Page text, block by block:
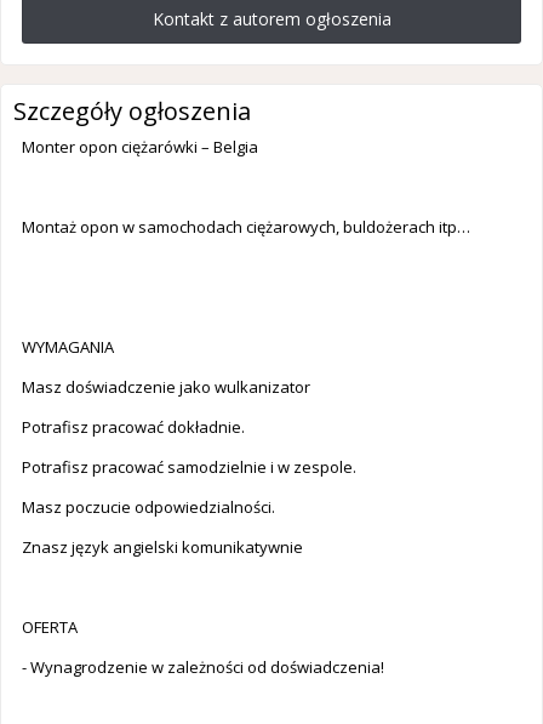
Kontakt z autorem ogłoszenia
Szczegóły ogłoszenia
Monter opon ciężarówki – Belgia
Montaż opon w samochodach ciężarowych, buldożerach itp…
WYMAGANIA
Masz doświadczenie jako wulkanizator
Potrafisz pracować dokładnie.
Potrafisz pracować samodzielnie i w zespole.
Masz poczucie odpowiedzialności.
Znasz język angielski komunikatywnie
OFERTA
- Wynagrodzenie w zależności od doświadczenia!